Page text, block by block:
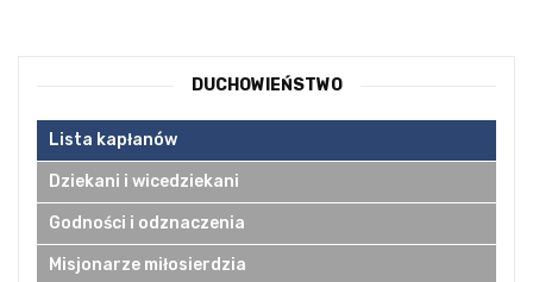
DUCHOWIEŃSTWO
Lista kapłanów
Dziekani i wicedziekani
Godności i odznaczenia
Misjonarze miłosierdzia